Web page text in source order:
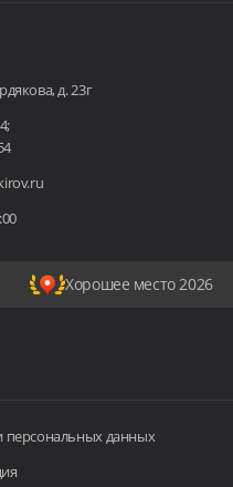
д. 23г
;
Хорошее место 2026
персональных данных